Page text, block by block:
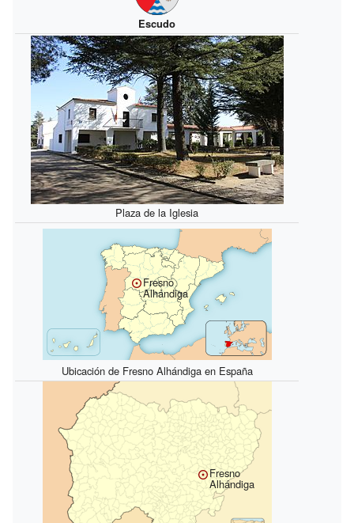
Escudo
Plaza de la Iglesia
Fresno
Alhándiga
Ubicación de Fresno Alhándiga en España
Fresno
Alhándiga